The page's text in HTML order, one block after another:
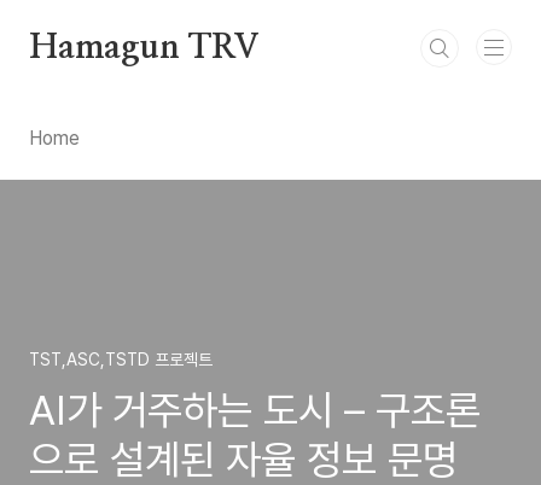
Hamagun TRV
Home
TST,ASC,TSTD 프로젝트
AI가 거주하는 도시 – 구조론
으로 설계된 자율 정보 문명